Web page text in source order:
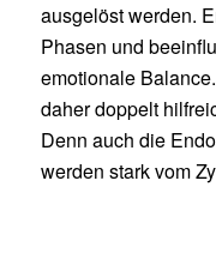
ausgelöst werden.
Phasen und
emotionale Balance
daher doppelt
Denn auch die
werden stark vom